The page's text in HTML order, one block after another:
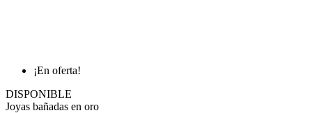
¡En oferta!
DISPONIBLE
Joyas bañadas en oro